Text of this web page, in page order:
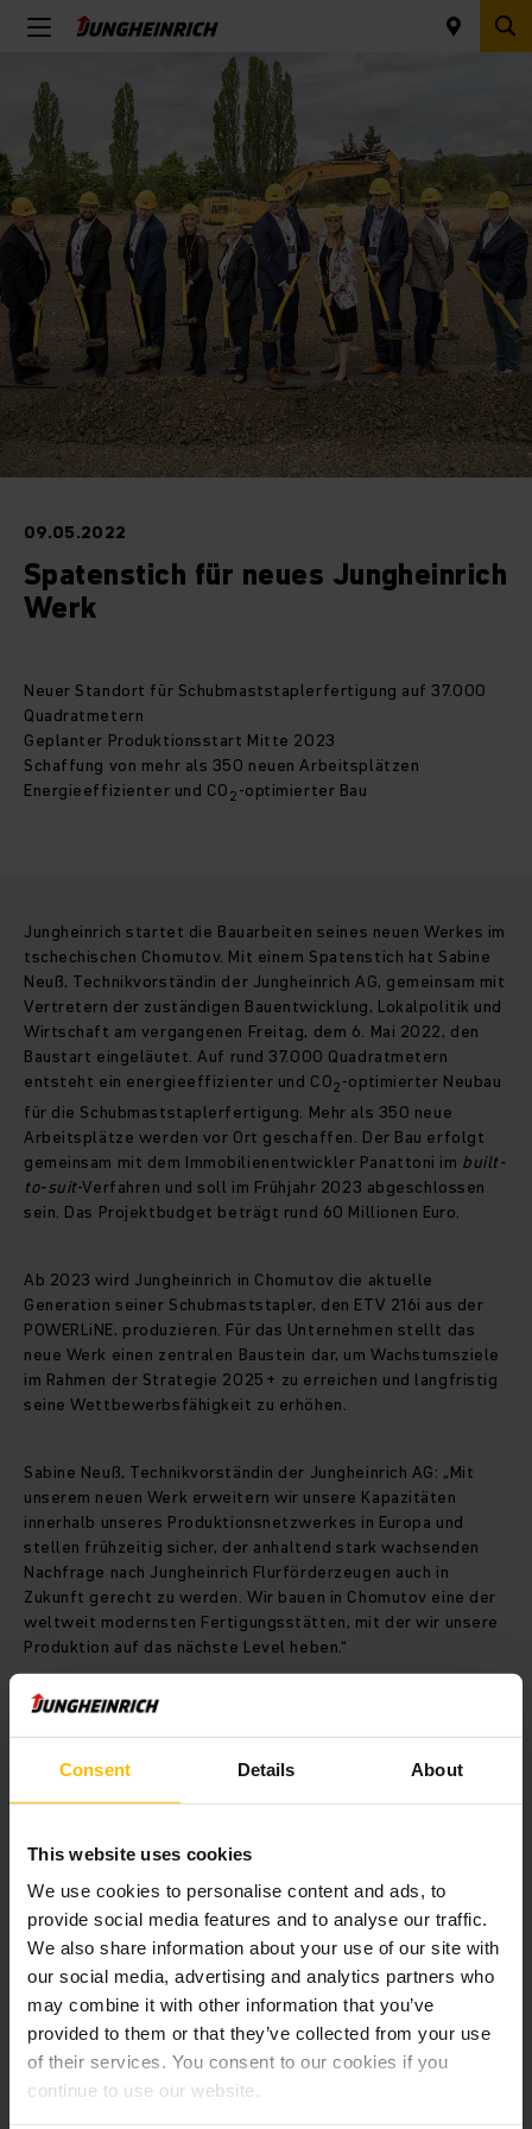
Consent Details About
This website uses cookies
We use cookies to personalise content and ads, to
provide social media features and to analyse our traffic.
We also share information about your use of our site with
our social media, advertising and analytics partners who
may combine it with other information that you’ve
provided to them or that they’ve collected from your use
of their services. You consent to our cookies if you
continue to use our website.
09.05.2022
Spatenstich für neues Jungheinrich
Werk
Neuer Standort für Schubmaststaplerfertigung auf 37.000
Quadratmetern
Geplanter Produktionsstart Mitte 2023
Schaffung von mehr als 350 neuen Arbeitsplätzen
Energieeffizienter und CO2-optimierter Bau
Jungheinrich startet die Bauarbeiten seines neuen Werkes im
tschechischen Chomutov. Mit einem Spatenstich hat Sabine
Neuß, Technikvorständin der Jungheinrich AG, gemeinsam mit
Vertretern der zuständigen Bauentwicklung, Lokalpolitik und
Wirtschaft am vergangenen Freitag, dem 6. Mai 2022, den
Baustart eingeläutet. Auf rund 37.000 Quadratmetern
entsteht ein energieeffizienter und CO2-optimierter Neubau
für die Schubmaststaplerfertigung. Mehr als 350 neue
Arbeitsplätze werden vor Ort geschaffen. Der Bau erfolgt
gemeinsam mit dem Immobilienentwickler Panattoni im built-
to-suit-Verfahren und soll im Frühjahr 2023 abgeschlossen
sein. Das Projektbudget beträgt rund 60 Millionen Euro.
Ab 2023 wird Jungheinrich in Chomutov die aktuelle
Generation seiner Schubmaststapler, den ETV 216i aus der
POWERLiNE, produzieren. Für das Unternehmen stellt das
neue Werk einen zentralen Baustein dar, um Wachstumsziele
im Rahmen der Strategie 2025+ zu erreichen und langfristig
seine Wettbewerbsfähigkeit zu erhöhen.
Sabine Neuß, Technikvorständin der Jungheinrich AG: „Mit
unserem neuen Werk erweitern wir unsere Kapazitäten
innerhalb unseres Produktionsnetzwerkes in Europa und
stellen frühzeitig sicher, der anhaltend stark wachsenden
Nachfrage nach Jungheinrich Flurförderzeugen auch in
Zukunft gerecht zu werden. Wir bauen in Chomutov eine der
weltweit modernsten Fertigungsstätten, mit der wir unsere
Produktion auf das nächste Level heben.“
Das strategische Unternehmensziel,
schaffen, setzt Jungheinrich bei der Konzeption des
Standortes konsequent um und legt beim Neubau einen
eingesetzt: So kommt beispielsweise ein neues
Produktionsleitsystem zum Einsatz. Neben dem Bezug von
Ökostrom ist zudem die Installation einer Wärmepumpe
geplant und eine spezielle Wärmedämmung im Bürotrakt
sorgt für zusätzliche Energieeinsparung. Der
Wasserverbrauch wird durch den Einsatz einer
Regenwassernutzungsanlage reduziert. Geplant ist
außerdem eine 1,5 Hektar große Grünfläche mit
einheimischen Bäumen und Sträuchern, um die lokale
Artenvielfalt zu fördern. Für das Gebäude wird eine